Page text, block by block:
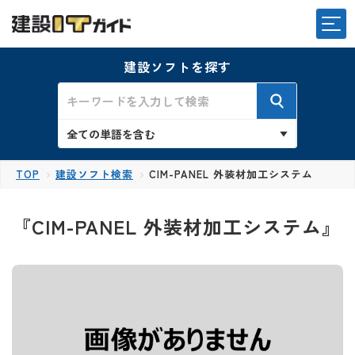
建設ソフトを探す
TOP 建設ソフト検索 CIM-PANEL 外装材加工システム
『CIM-PANEL 外装材加工システム』